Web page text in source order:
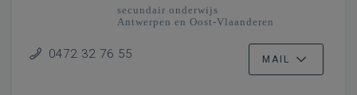
secundair onderwijs
Antwerpen en Oost-Vlaanderen
0472 32 76 55 MAIL